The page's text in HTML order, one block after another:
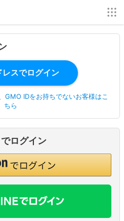
GMO IDをお持ちでないお客様はこ
ちら
ログイン